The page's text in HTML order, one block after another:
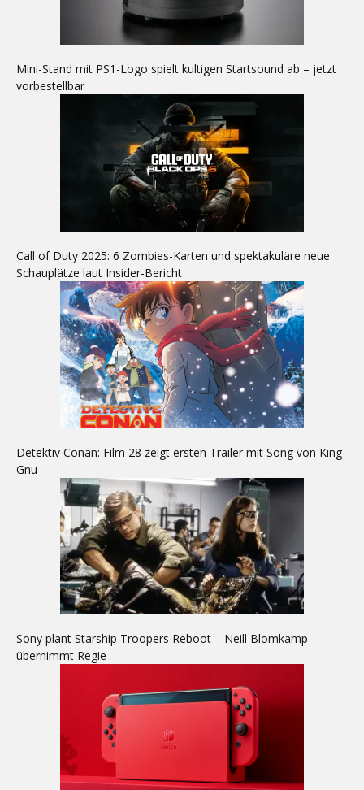
Mini-Stand mit PS1-Logo spielt kultigen Startsound ab – jetzt
vorbestellbar
Call of Duty 2025: 6 Zombies-Karten und spektakuläre neue
Schauplätze laut Insider-Bericht
Detektiv Conan: Film 28 zeigt ersten Trailer mit Song von King
Gnu
Sony plant Starship Troopers Reboot – Neill Blomkamp
übernimmt Regie